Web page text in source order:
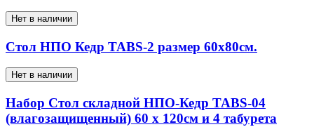
Нет в наличии
Стол НПО Кедр TABS-2 размер 60х80см.
Нет в наличии
Набор Стол складной НПО-Кедр ТАВS-04
(влагозащищенный) 60 х 120см и 4 табурета